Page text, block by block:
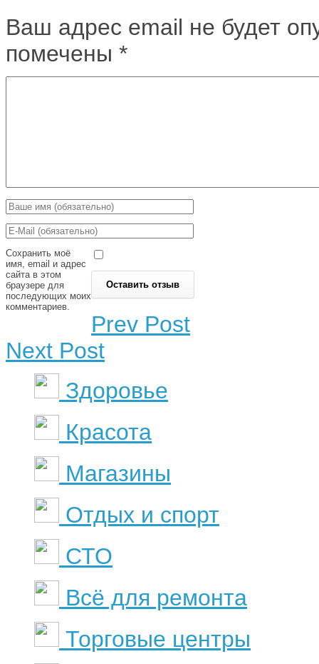
Ваш адрес email не будет
помечены *
Сохранить моё
имя, email и адрес
сайта в этом
браузере для
последующих моих
комментариев.
Prev Post
Next Post
Здоровье
Красота
Магазины
Отдых и спорт
СТО
Всё для ремонта
Торговые центры